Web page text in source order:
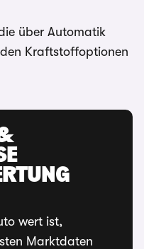
über Automatik
Kraftstoffoptionen
wert ist,
Marktdaten